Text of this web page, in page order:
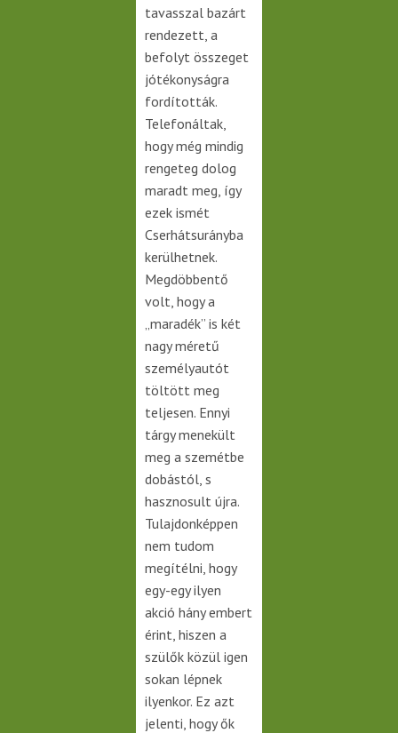
tavasszal bazárt
rendezett, a
befolyt összeget
jótékonyságra
fordították.
Telefonáltak,
hogy még mindig
rengeteg dolog
maradt meg, így
ezek ismét
Cserhátsurányba
kerülhetnek.
Megdöbbentő
volt, hogy a
„maradék” is két
nagy méretű
személyautót
töltött meg
teljesen. Ennyi
tárgy menekült
meg a szemétbe
dobástól, s
hasznosult újra.
Tulajdonképpen
nem tudom
megítélni, hogy
egy-egy ilyen
akció hány embert
érint, hiszen a
szülők közül igen
sokan lépnek
ilyenkor. Ez azt
jelenti, hogy ők